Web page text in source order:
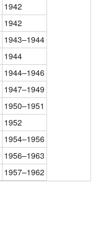
1942
1942
1943–1944
1944
1944–1946
1947–1949
1950–1951
1952
1954–1956
1956–1963
1957–1962